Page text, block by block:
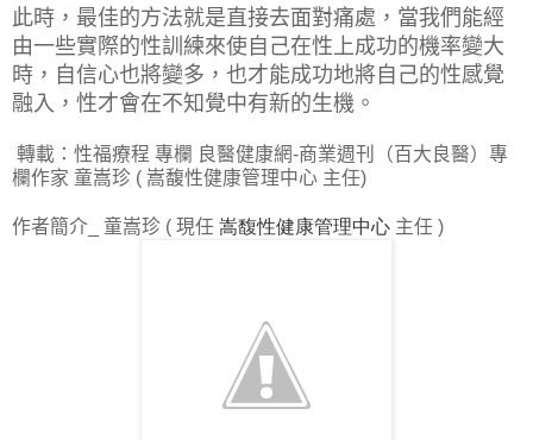
此時，最佳的方法就是直接去面對痛處，當我們能經
由一些實際的性訓練來使自己在性上成功的機率變大
時，自信心也將變多，也才能成功地將自己的性感覺
融入，性才會在不知覺中有新的生機。
轉載：性福療程 專欄 良醫健康網-商業週刊（百大良醫）專
欄作家 童嵩珍 ( 嵩馥性健康管理中心 主任)
作者簡介 童嵩珍 ( 現任嵩馥性健康管理中心 主任 )